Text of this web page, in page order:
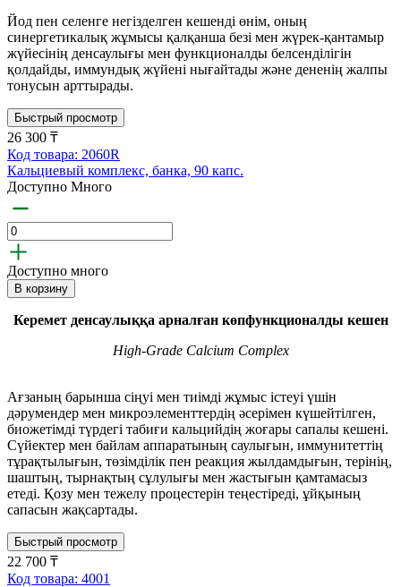
Йод пен селенге негізделген кешенді өнім, оның
синергетикалық жұмысы қалқанша безі мен жүрек-қантамыр
жүйесінің денсаулығы мен функционалды белсенділігін
қолдайды, иммундық жүйені нығайтады және дененің жалпы
тонусын арттырады.
Быстрый просмотр
26 300 ₸
Код товара: 2060R
Кальциевый комплекс, банка, 90 капс.
Доступно Много
Доступно много
В корзину
Кереметденсаулыққа арналған көпфункционалды кешен
High-Grade Calcium Complex
Ағзаның барынша сіңуі мен тиімді жұмыс істеуі үшін
дәрумендер мен микроэлементтердің әсерімен күшейтілген,
биожетімді түрдегі табиғи кальцийдің жоғары сапалы кешені.
Сүйектер мен байлам аппаратының саулығын, иммунитеттің
тұрақтылығын, төзімділік пен реакция жылдамдығын, терінің,
шаштың, тырнақтың сұлулығы мен жастығын қамтамасыз
етеді. Қозу мен тежелу процестерін теңестіреді, ұйқының
сапасын жақсартады.
Быстрый просмотр
22 700 ₸
Код товара: 4001